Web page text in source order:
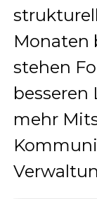
Monaten
stehen
besseren
mehr